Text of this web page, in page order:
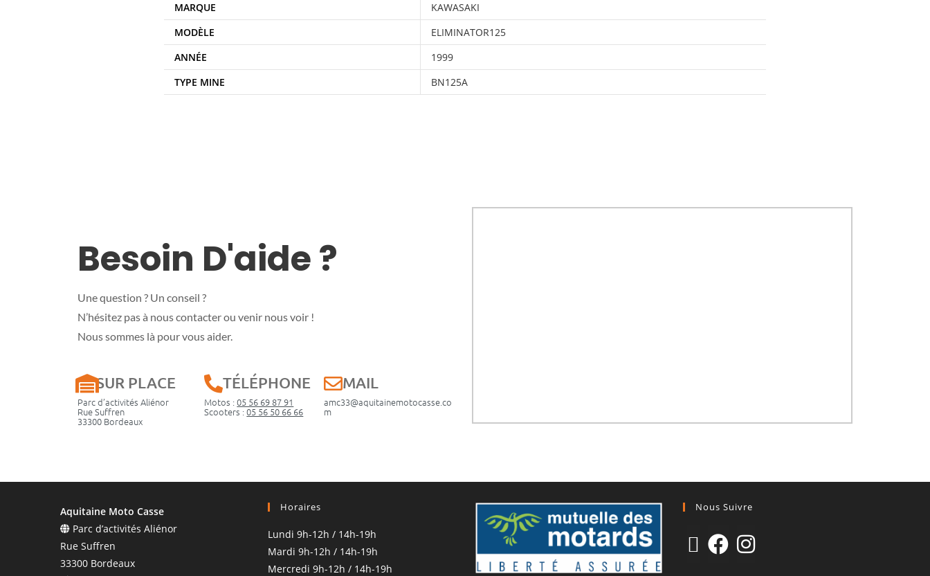
MARQUE
KAWASAKI
MODÈLE
ELIMINATOR125
ANNÉE
1999
TYPE MINE
BN125A
Besoin D'aide ?
Une question ? Un conseil ?
N’hésitez pas à nous contacter ou venir nous voir !
Nous sommes là pour vous aider.
SUR PLACE
Parc d’activités Aliénor
Rue Suffren
33300 Bordeaux
TÉLÉPHONE
Motos :05 56 69 87 91
Scooters :05 56 50 66 66
MAIL
amc33@aquitainemotocasse.co
m
Aquitaine Moto Casse
Parc d’activités Aliénor
Rue Suffren
33300 Bordeaux
Horaires
Lundi 9h-12h / 14h-19h
Mardi 9h-12h / 14h-19h
Mercredi 9h-12h / 14h-19h
Nous Suivre